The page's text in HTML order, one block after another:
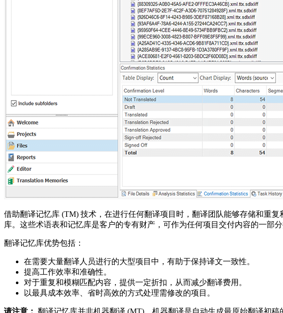
借助翻译记忆库 (TM) 技术，在进行任何翻译项目时，翻译团队能够存储和重
库。这些术语表和记忆库是客户的专有财产，可作为任何项目交付内容的一部
翻译记忆库优势包括：
在需要大量翻译人员进行的大型项目中，有助于保持译文一致性。
提高工作效率和准确性。
对于重复和模糊匹配内容，提供一定折扣，从而减少翻译费用。
以最具成本效率、省时高效的方式处理需修改的项目。
请注意： 翻译记忆库并非机器翻译 (MT)。机器翻译是自动生成最原始翻译初